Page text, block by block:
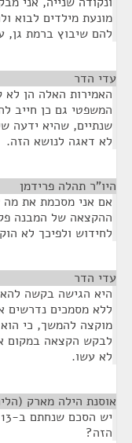
מונעת מילדים לבוא
להם שיבוץ ברמת גן,
עדי הדר
האמירות האלה הן
המשפטי גם כן חייב
שנתיים, שהיא ידעה
לא דאגה לנושא הזה.
היו"ר תהלה פרידמן
אם אני מסכמת את
ההקצאה של המבנה
לחידוש ולפיכך לא
עדי הדר
היא הגישה בקשה
ללא מסמכים נדרשים
מוקצה להמשך, כי הוא
לבקש הקצאה במקום
לא עשו.
אוסנת הילה מארק
הזה?